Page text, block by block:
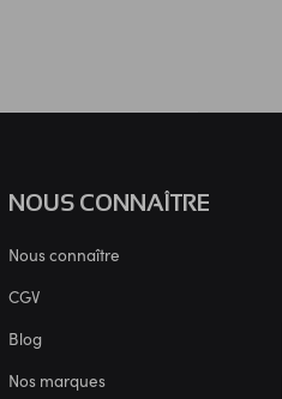
NOUS CONNAÎTRE
Nous connaître
CGV
Blog
Nos marques